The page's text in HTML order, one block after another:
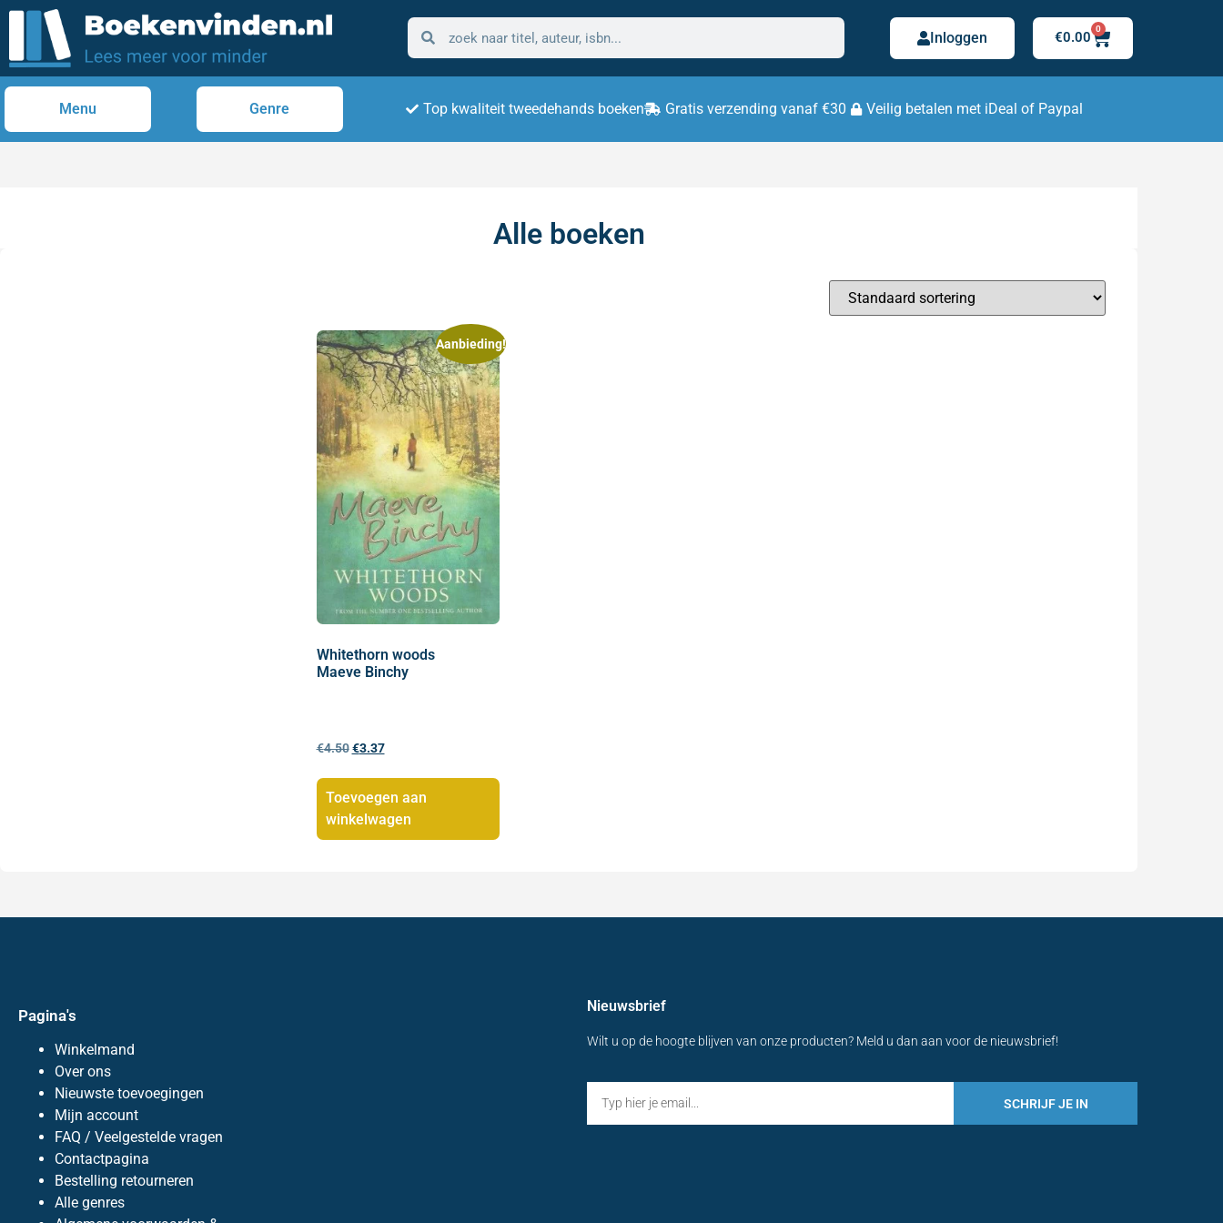
Inloggen €0.00
0
Menu Genre Top kwaliteit tweedehands boeken Gratis verzending vanaf €30 Veilig betalen met iDeal of Paypal
Alle boeken
Aanbieding!
Whitethorn woods
Maeve Binchy
€4.50 €3.37
Toevoegen aan
winkelwagen
Pagina's
Winkelmand
Over ons
Nieuwste toevoegingen
Mijn account
FAQ / Veelgestelde vragen
Contactpagina
Bestelling retourneren
Alle genres
Nieuwsbrief
Wilt u op de hoogte blijven van onze producten? Meld u dan aan voor de nieuwsbrief!
SCHRIJF JE IN